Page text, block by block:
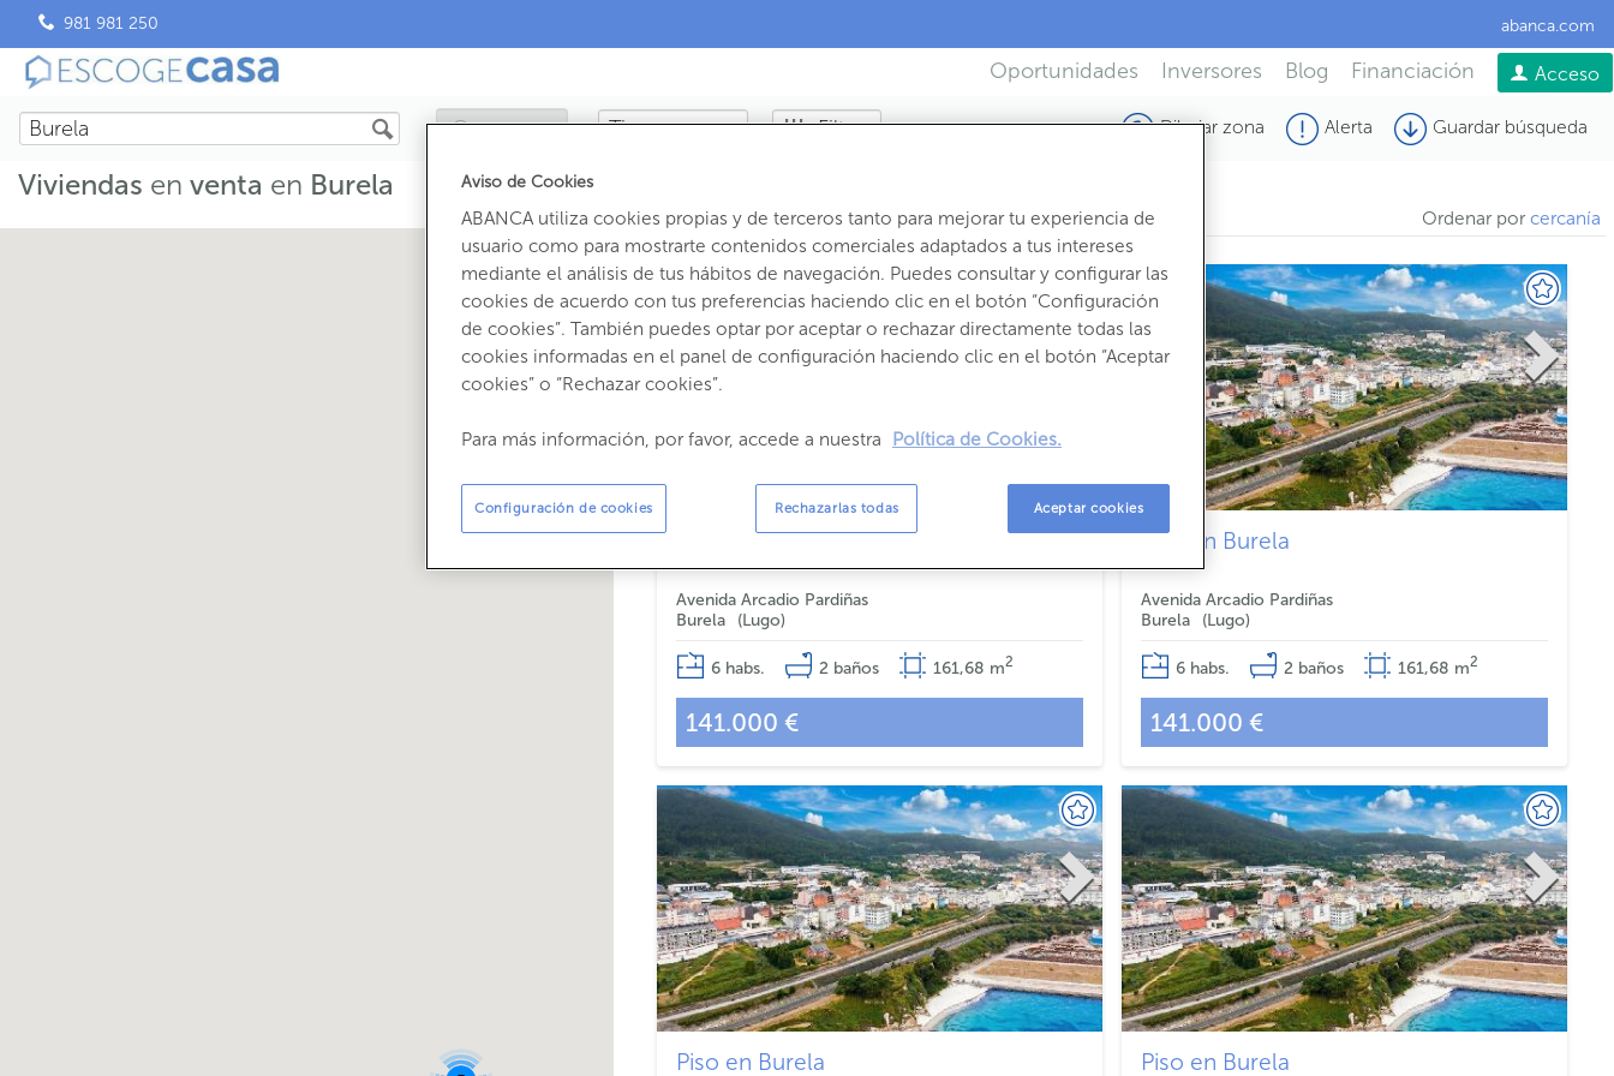
981 981 250 abanca.com
Oportunidades Inversores Blog Financiación Acceso
Tipo Filtrar Dibujar zona Alerta Guardar búsqueda
Viviendas en venta en Burela
7resultados encontrados Ordenar por cercanía
Piso en Burela
Avenida Arcadio Pardiñas
Burela
Lugo
6 habs. 2 baños 161,68 m2
141.000 €
Piso en Burela
Avenida Arcadio Pardiñas
Burela
Lugo
6 habs. 2 baños 161,68 m2
141.000 €
Piso en Burela Piso en Burela
Aviso de Cookies
ABANCA utiliza cookies propias y de terceros tanto para mejorar tu experiencia de
usuario como para mostrarte contenidos comerciales adaptados a tus intereses
mediante el análisis de tus hábitos de navegación. Puedes consultar y configurar las
cookies de acuerdo con tus preferencias haciendo clic en el botón “Configuración
de cookies”. También puedes optar por aceptar o rechazar directamente todas las
cookies informadas en el panel de configuración haciendo clic en el botón “Aceptar
cookies” o “Rechazar cookies”.
Para más información, por favor, accede a nuestra Política de Cookies.
Configuración de cookies Aceptar cookies
Rechazarlas todas